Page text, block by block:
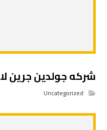
شركه جولدين جرين
Uncategorized